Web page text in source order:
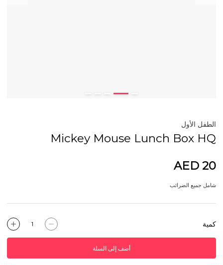
الطفل الأول
Mickey Mouse Lunch Box HQ
AED 20
شامل جميع الضرائب
كمية
أضف إلى السلة